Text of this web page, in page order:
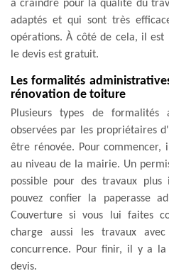
à craindre pour la qualité du
adaptés et qui sont très
opérations. À côté de cela, il est
le devis est gratuit.
Les formalités
rénovation de toiture
Plusieurs types de formalités
observées par les propriétaires
être rénovée. Pour
au niveau de la mairie. Un
possible pour des travaux plus
pouvez confier la paperasse
Couverture si vous lui faites
charge aussi les travaux
concurrence. Pour finir, il y a
devis.